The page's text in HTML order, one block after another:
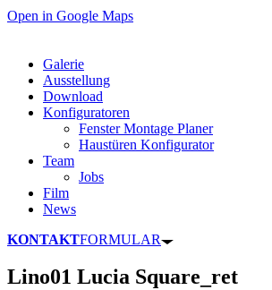
Open in Google Maps
Galerie
Ausstellung
Download
Konfiguratoren
Fenster Montage Planer
Haustüren Konfigurator
Team
Jobs
Film
News
KONTAKTFORMULAR
Lino01 Lucia Square_ret